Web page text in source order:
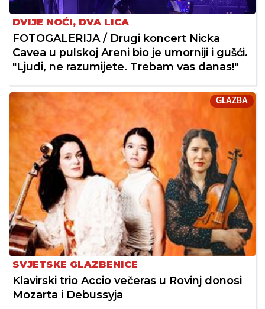
DVIJE NOĆI, DVA LICA
FOTOGALERIJA / Drugi koncert Nicka
Cavea u pulskoj Areni bio je umorniji i gušći.
"Ljudi, ne razumijete. Trebam vas danas!"
GLAZBA
SVJETSKE GLAZBENICE
Klavirski trio Accio večeras u Rovinj donosi
Mozarta i Debussyja